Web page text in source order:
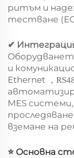
ритъм и
тестване
✔
и
Ethernet ，
MES
вземане на
⭐ Основна